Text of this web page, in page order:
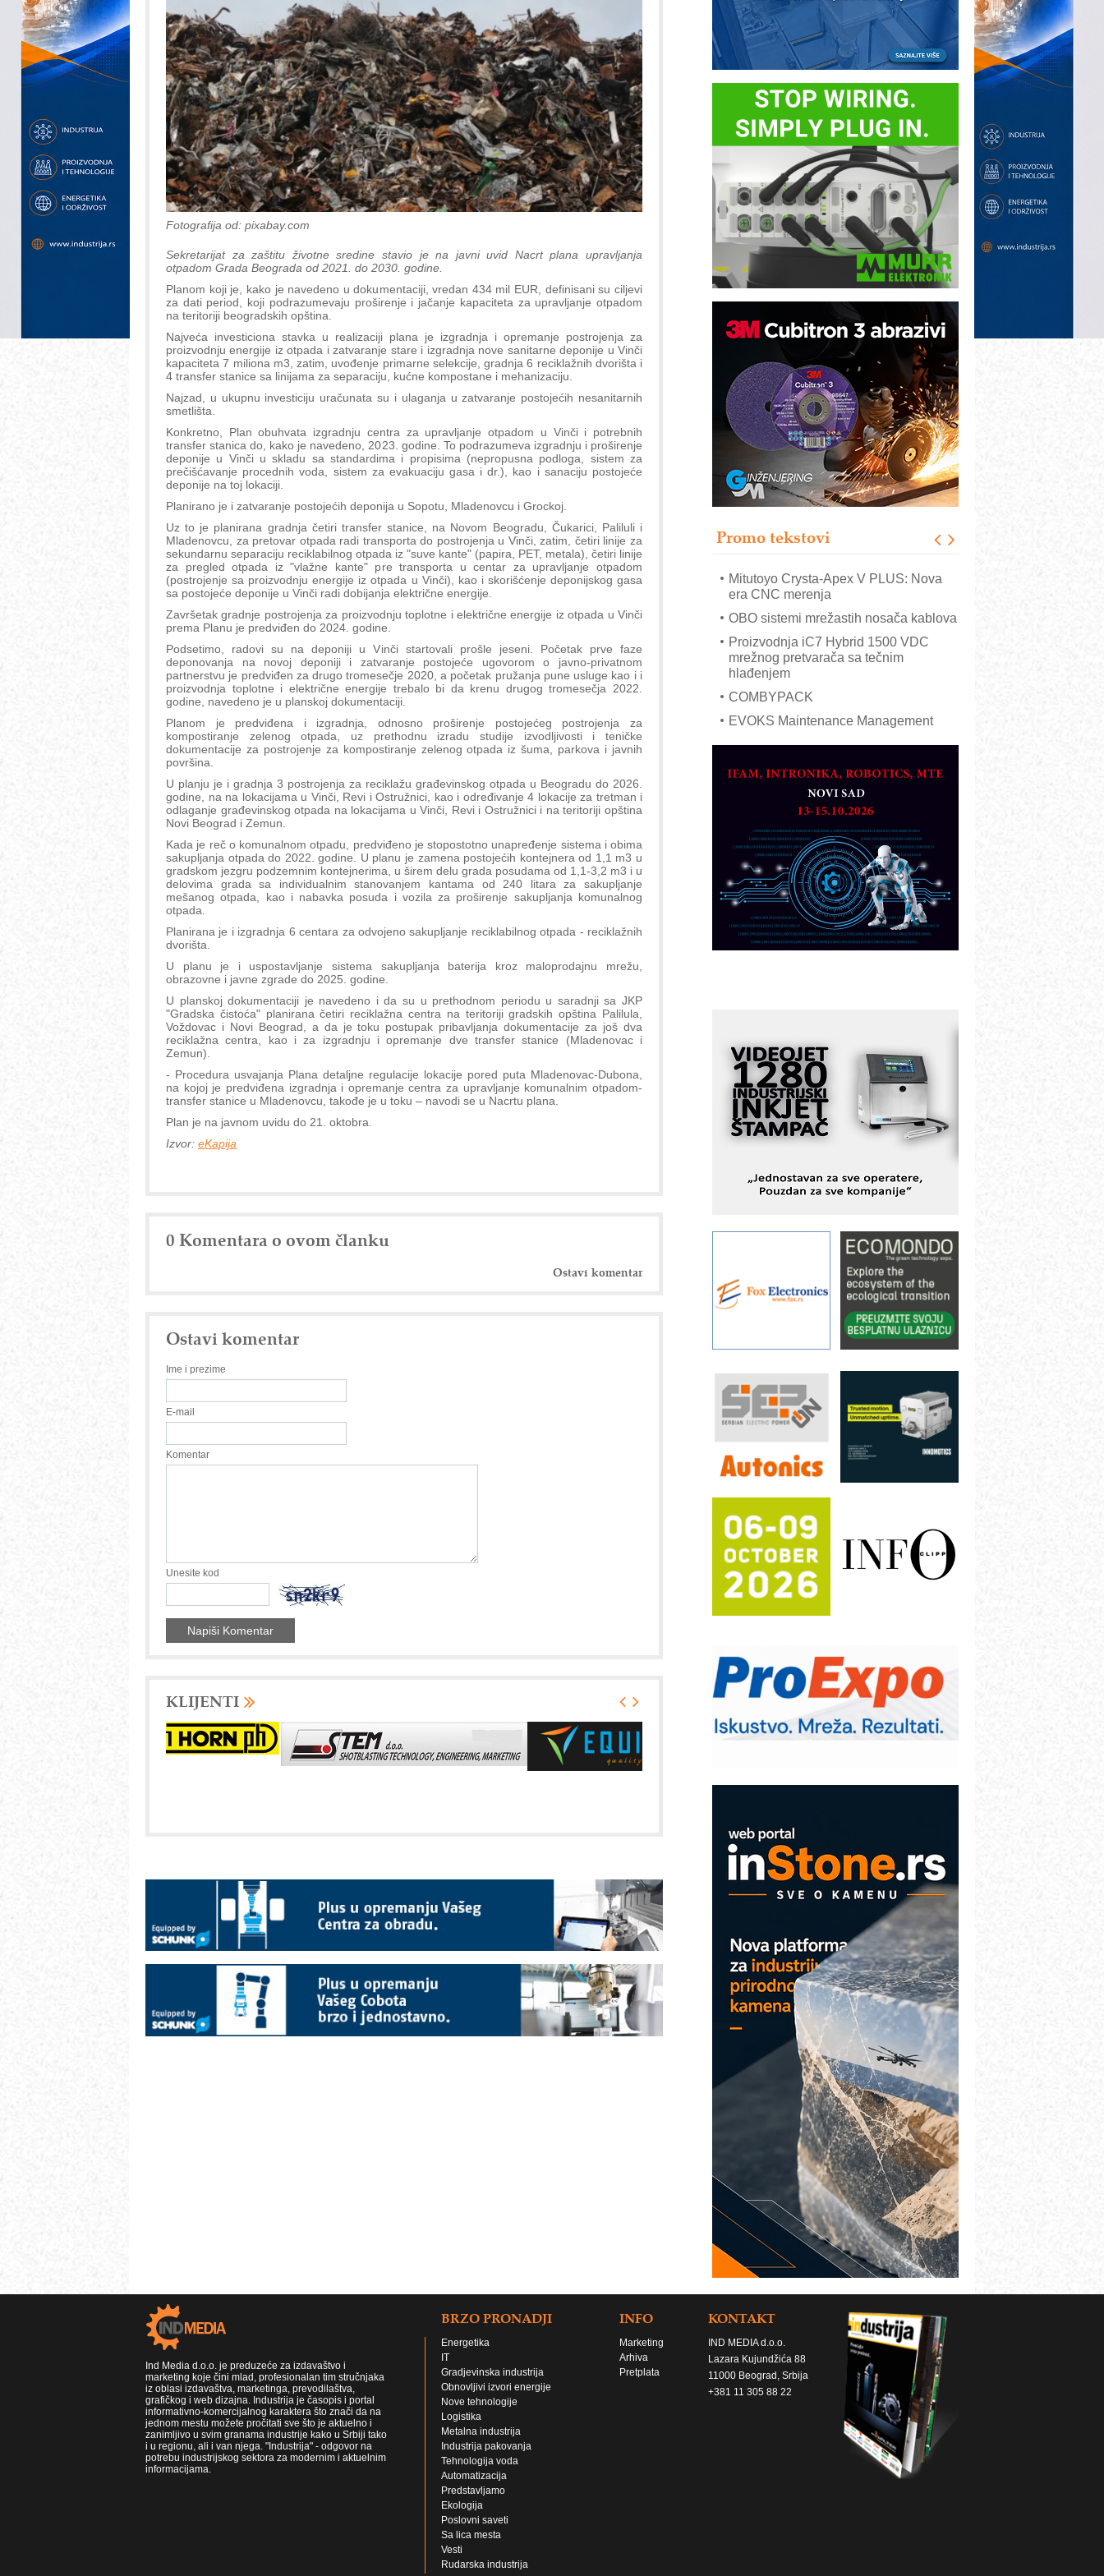
Fotografija od: pixabay.com
Sekretarijat za zaštitu životne sredine stavio je na javni uvid Nacrt plana upravljanja
otpadom Grada Beograda od 2021. do 2030. godine.
Planom koji je, kako je navedeno u dokumentaciji, vredan 434 mil EUR, definisani su ciljevi
za dati period, koji podrazumevaju proširenje i jačanje kapaciteta za upravljanje otpadom
na teritoriji beogradskih opština.
Najveća investiciona stavka u realizaciji plana je izgradnja i opremanje postrojenja za
proizvodnju energije iz otpada i zatvaranje stare i izgradnja nove sanitarne deponije u Vinči
kapaciteta 7 miliona m3, zatim, uvođenje primarne selekcije, gradnja 6 reciklažnih dvorišta i
4 transfer stanice sa linijama za separaciju, kućne kompostane i mehanizaciju.
Najzad, u ukupnu investiciju uračunata su i ulaganja u zatvaranje postojećih nesanitarnih
smetlišta.
Konkretno, Plan obuhvata izgradnju centra za upravljanje otpadom u Vinči i potrebnih
transfer stanica do, kako je navedeno, 2023. godine. To podrazumeva izgradnju i proširenje
deponije u Vinči u skladu sa standardima i propisima (nepropusna podloga, sistem za
prečišćavanje procednih voda, sistem za evakuaciju gasa i dr.), kao i sanaciju postojeće
deponije na toj lokaciji.
Planirano je i zatvaranje postojećih deponija u Sopotu, Mladenovcu i Grockoj.
Uz to je planirana gradnja četiri transfer stanice, na Novom Beogradu, Čukarici, Paliluli i
Mladenovcu, za pretovar otpada radi transporta do postrojenja u Vinči, zatim, četiri linije za
sekundarnu separaciju reciklabilnog otpada iz "suve kante" (papira, PET, metala), četiri linije
za pregled otpada iz "vlažne kante" pre transporta u centar za upravljanje otpadom
(postrojenje sa proizvodnju energije iz otpada u Vinči), kao i skorišćenje deponijskog gasa
sa postojeće deponije u Vinči radi dobijanja električne energije.
Završetak gradnje postrojenja za proizvodnju toplotne i električne energije iz otpada u Vinči
prema Planu je predviđen do 2024. godine.
Podsetimo, radovi su na deponiji u Vinči startovali prošle jeseni. Početak prve faze
deponovanja na novoj deponiji i zatvaranje postojeće ugovorom o javno-privatnom
partnerstvu je predviđen za drugo tromesečje 2020, a početak pružanja pune usluge kao i i
proizvodnja toplotne i električne energije trebalo bi da krenu drugog tromesečja 2022.
godine, navedeno je u planskoj dokumentaciji.
Planom je predviđena i izgradnja, odnosno proširenje postojećeg postrojenja za
kompostiranje zelenog otpada, uz prethodnu izradu studije izvodljivosti i teničke
dokumentacije za postrojenje za kompostiranje zelenog otpada iz šuma, parkova i javnih
površina.
U planju je i gradnja 3 postrojenja za reciklažu građevinskog otpada u Beogradu do 2026.
godine, na na lokacijama u Vinči, Revi i Ostružnici, kao i određivanje 4 lokacije za tretman i
odlaganje građevinskog otpada na lokacijama u Vinči, Revi i Ostružnici i na teritoriji opština
Novi Beograd i Zemun.
Kada je reč o komunalnom otpadu, predviđeno je stopostotno unapređenje sistema i obima
sakupljanja otpada do 2022. godine. U planu je zamena postojećih kontejnera od 1,1 m3 u
gradskom jezgru podzemnim kontejnerima, u širem delu grada posudama od 1,1-3,2 m3 i u
delovima grada sa individualnim stanovanjem kantama od 240 litara za sakupljanje
mešanog otpada, kao i nabavka posuda i vozila za proširenje sakupljanja komunalnog
otpada.
Planirana je i izgradnja 6 centara za odvojeno sakupljanje reciklabilnog otpada - reciklažnih
dvorišta.
U planu je i uspostavljanje sistema sakupljanja baterija kroz maloprodajnu mrežu,
obrazovne i javne zgrade do 2025. godine.
U planskoj dokumentaciji je navedeno i da su u prethodnom periodu u saradnji sa JKP
"Gradska čistoća" planirana četiri reciklažna centra na teritoriji gradskih opština Palilula,
Voždovac i Novi Beograd, a da je toku postupak pribavljanja dokumentacije za još dva
reciklažna centra, kao i za izgradnju i opremanje dve transfer stanice (Mladenovac i
Zemun).
- Procedura usvajanja Plana detaljne regulacije lokacije pored puta Mladenovac-Dubona,
na kojoj je predviđena izgradnja i opremanje centra za upravljanje komunalnim otpadom-
transfer stanice u Mladenovcu, takođe je u toku – navodi se u Nacrtu plana.
Plan je na javnom uvidu do 21. oktobra.
Izvor: eKapija
0 Komentara o ovom članku
Ostavi komentar
Ostavi komentar
Ime i prezime
E-mail
Komentar
Unesite kod
KLIJENTI
Promo tekstovi
Automatizacija pakovanja · Display
(Shelf-Ready) omotnice
Potpuna efikasnost bez složenih
sistema
Trajna oznaka kao dugoročna korist
Bezbednost na prvom mestu!
IB BLUMENAUER - više od 40 godina
Art Utopia Studio – vizuelne priče
Mitutoyo Crysta-Apex V PLUS: Nova
era CNC merenja
OBO sistemi mrežastih nosača kablova
Proizvodnja iC7 Hybrid 1500 VDC
mrežnog pretvarača sa tečnim
hlađenjem
COMBYPACK
EVOKS Maintenance Management
ROSA i SCHUNK podižu proizvodnju
Detekcija različitih oblika
MAREX - Lim i mašine za savremena
Marcom-plast d.o.o.- vaš pouzdan
partner
CTO - Prilagodite svoju toplinsku
obradu!
Razvoj asortimanskog pravca MINI-
PLC AKYTEC
I.SAFE MOBILE revolucioniše
industrijsku automatizaciju
pionirskimmobile operator PANEL-OM
Fleksibilno stezanje i brzo
podešavanje u proizvodnji prototipova
KIP KOP – napredna rešenja za
Alba d.o.o. – 35 godina preciznosti u
IBeRTIM - oprema za ispitivanje
STAUFF – Komponente koje
povećavaju pouzdanost hidrauličkih
YAMADA pumpe – japanska
Filtration Group Industrial – Napredna
rešenja za filtraciju u hidrauličkim i
procesnim sistemima
FANUC: Najbolje za vašu pametnu
automatizaciju
Efikasno upravljanje energijom
Automatizacija pakovanja · Display
(Shelf-Ready) omotnice
Potpuna efikasnost bez složenih
sistema
poverenja u industriji
Art Utopia Studio – vizuelne priče
Mitutoyo Crysta-Apex V PLUS: Nova
hlađenjem
COMBYPACK
Ind Media d.o.o. je preduzeće za izdavaštvo i
marketing koje čini mlad, profesionalan tim stručnjaka
iz oblasi izdavaštva, marketinga, prevodilaštva,
grafičkog i web dizajna. Industrija je časopis i portal
informativno-komercijalnog karaktera što znači da na
jednom mestu možete pročitati sve što je aktuelno i
zanimljivo u svim granama industrije kako u Srbiji tako
i u regionu, ali i van njega. "Industrija" - odgovor na
potrebu industrijskog sektora za modernim i aktuelnim
informacijama.
BRZO PRONADJI
Energetika
IT
Gradjevinska industrija
Obnovljivi izvori energije
Nove tehnologije
Logistika
Metalna industrija
Industrija pakovanja
Tehnologija voda
Automatizacija
Predstavljamo
Ekologija
Poslovni saveti
Sa lica mesta
Vesti
Rudarska industrija
INFO
Marketing
Arhiva
Pretplata
KONTAKT
IND MEDIA d.o.o.
Lazara Kujundžića 88
11000 Beograd, Srbija
+381 11 305 88 22